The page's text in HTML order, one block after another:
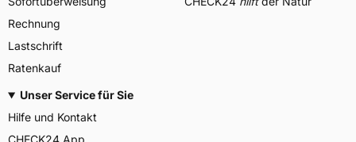
Rechnung
Lastschrift
Ratenkauf
Unser Service für Sie
Hilfe und Kontakt
CHECK24 App